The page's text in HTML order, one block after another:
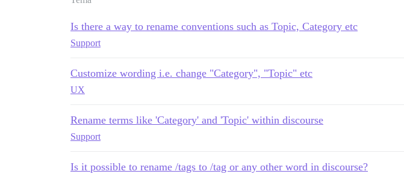
Is there a way to rename conventions such as Topic, Category etc
Support
Customize wording i.e. change "Category", "Topic" etc
UX
Rename terms like 'Category' and 'Topic' within discourse
Support
Is it possible to rename /tags to /tag or any other word in discourse?